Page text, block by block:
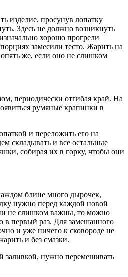
изделие, просунув лопатку
Здесь не должно возникнуть
хорошо прогрели
замесили тесто. Жарить на
же, если оно не слишком
периодически отгибая край. На
румяные крапинки в
и переложить его на
складывать и все остальные
собирая их в горку, чтобы они
блине много дырочек,
нужно перед каждой новой
не слишком важны, то можно
в первый раз. Для замешанного
и уже ничего к сковороде не
и без смазки.
заливкой, нужно перемешивать